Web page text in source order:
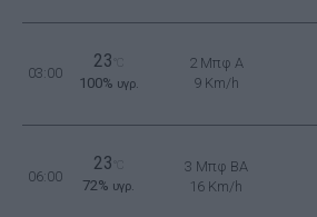
03:00
23
100% υγρ.
2 Μπφ Α
9 Km/h
06:00
23
72% υγρ.
3 Μπφ BA
16 Km/h